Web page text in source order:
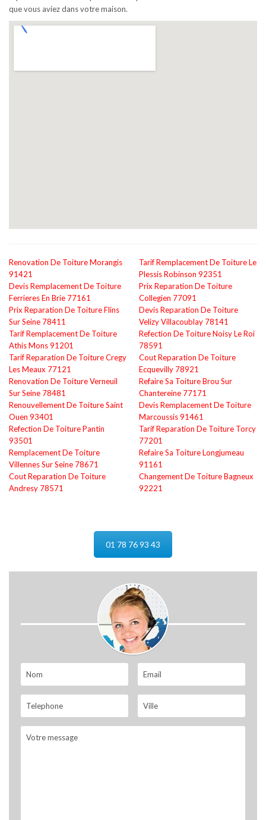
que vous aviez dans votre maison.
Renovation De Toiture Morangis
91421
Devis Remplacement De Toiture
Ferrieres En Brie 77161
Prix Reparation De Toiture Flins
Sur Seine 78411
Tarif Remplacement De Toiture
Athis Mons 91201
Tarif Reparation De Toiture Cregy
Les Meaux 77121
Renovation De Toiture Verneuil
Sur Seine 78481
Renouvellement De Toiture Saint
Ouen 93401
Refection De Toiture Pantin
93501
Remplacement De Toiture
Villennes Sur Seine 78671
Cout Reparation De Toiture
Andresy 78571
Tarif Remplacement De Toiture Le
Plessis Robinson 92351
Prix Reparation De Toiture
Collegien 77091
Devis Reparation De Toiture
Velizy Villacoublay 78141
Refection De Toiture Noisy Le Roi
78591
Cout Reparation De Toiture
Ecquevilly 78921
Refaire Sa Toiture Brou Sur
Chantereine 77171
Devis Remplacement De Toiture
Marcoussis 91461
Tarif Reparation De Toiture Torcy
77201
Refaire Sa Toiture Longjumeau
91161
Changement De Toiture Bagneux
92221
01 78 76 93 43